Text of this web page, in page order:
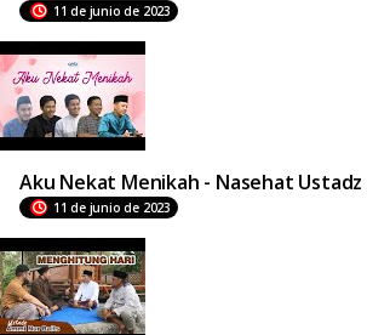
11 de junio de 2023
Aku Nekat Menikah - Nasehat Ustadz
11 de junio de 2023